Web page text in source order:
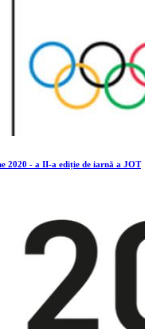
2020 - a II-a ediție de iarnă a JOT